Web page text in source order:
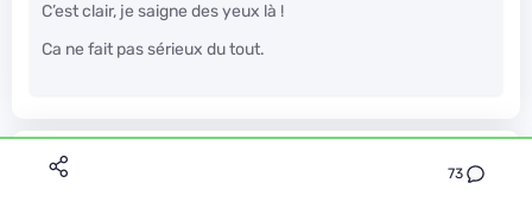
73
C’est clair, je saigne des yeux là !
Ca ne fait pas sérieux du tout.